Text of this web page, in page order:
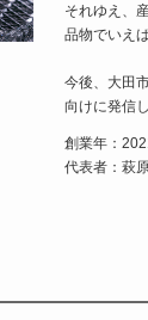
それゆえ、
品物でいえ
今後、大田
向けに発信
創業年：
代表者：萩